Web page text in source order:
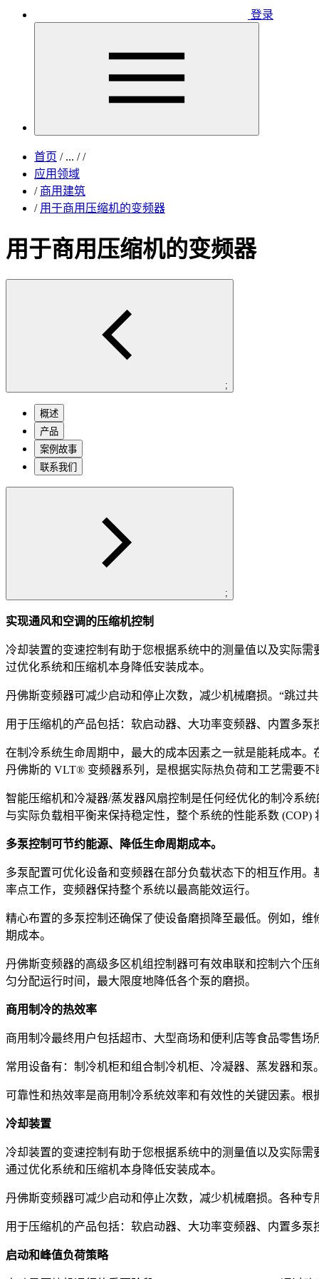
登录
首页 /... / /
应用领域
/ 商用建筑
/ 用于商用压缩机的变频器
用于商用压缩机的变频器
;
概述
产品
案例故事
联系我们
;
实现通风和空调的压缩机控制
冷却装置的变速控制有助于您根据系统中的测量值以及实际
过优化系统和压缩机本身降低安装成本。
丹佛斯变频器可减少启动和停止次数，减少机械磨损。“跳过
用于压缩机的产品包括：软启动器、大功率变频器、内置多
在制冷系统生命周期中，最大的成本因素之一就是能耗成本
丹佛斯的 VLT® 变频器系列，是根据实际热负荷和工艺需要
智能压缩机和冷凝器/蒸发器风扇控制是任何经优化的制冷系
与实际负载相平衡来保持稳定性，整个系统的性能系数
多泵控制可节约能源、降低生命周期成本。
多泵配置可优化设备和变频器在部分负载状态下的相互作用
率点工作，变频器保持整个系统以最高能效运行。
精心布置的多泵控制还确保了使设备磨损降至最低。例如，
期成本。
丹佛斯变频器的高级多区机组控制器可有效串联和控制六个
匀分配运行时间，最大限度地降低各个泵的磨损。
商用制冷的热效率
商用制冷最终用户包括超市、大型商场和便利店等食品零售
常用设备有：制冷机柜和组合制冷机柜、冷凝器、蒸发器和泵
可靠性和热效率是商用制冷系统效率和有效性的关键因素。
冷却装置
冷却装置的变速控制有助于您根据系统中的测量值以及实际
通过优化系统和压缩机本身降低安装成本。
丹佛斯变频器可减少启动和停止次数，减少机械磨损。各种
用于压缩机的产品包括：软启动器、大功率变频器、内置多
启动和峰值负荷策略